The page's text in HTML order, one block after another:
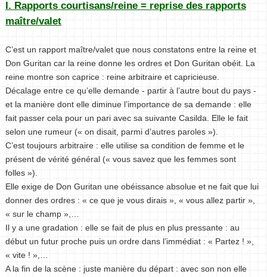
I. Rapports courtisans/reine = reprise des rapports
maître/valet
C’est un rapport maître/valet que nous constatons entre la reine et
Don Guritan car la reine donne les ordres et Don Guritan obéit. La
reine montre son caprice : reine arbitraire et capricieuse.
Décalage entre ce qu’elle demande - partir à l’autre bout du pays -
et la manière dont elle diminue l’importance de sa demande : elle
fait passer cela pour un pari avec sa suivante Casilda. Elle le fait
selon une rumeur (« on disait, parmi d’autres paroles »).
C’est toujours arbitraire : elle utilise sa condition de femme et le
présent de vérité général (« vous savez que les femmes sont
folles »).
Elle exige de Don Guritan une obéissance absolue et ne fait que lui
donner des ordres : « ce que je vous dirais », « vous allez partir »,
« sur le champ »,…
Il y a une gradation : elle se fait de plus en plus pressante : au
début un futur proche puis un ordre dans l’immédiat : « Partez ! »,
« vite ! »,…
A la fin de la scène : juste manière du départ : avec son non elle